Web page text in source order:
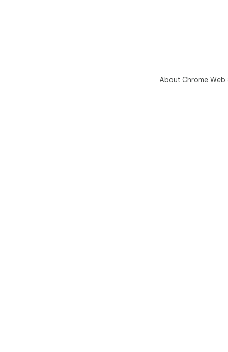
About Chrome Web